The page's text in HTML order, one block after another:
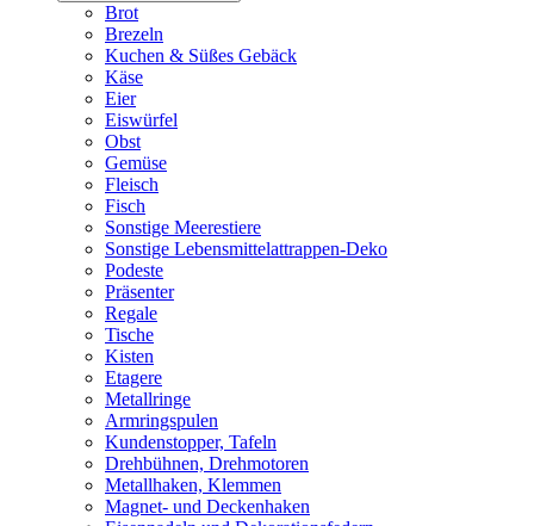
Brot
Brezeln
Kuchen & Süßes Gebäck
Käse
Eier
Eiswürfel
Obst
Gemüse
Fleisch
Fisch
Sonstige Meerestiere
Sonstige Lebensmittelattrappen-Deko
Podeste
Präsenter
Regale
Tische
Kisten
Etagere
Metallringe
Armringspulen
Kundenstopper, Tafeln
Drehbühnen, Drehmotoren
Metallhaken, Klemmen
Magnet- und Deckenhaken